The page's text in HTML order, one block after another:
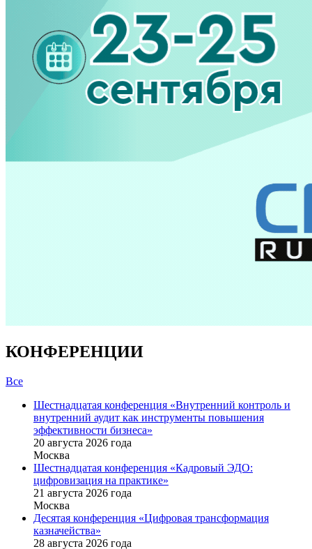
КОНФЕРЕНЦИИ
Все
Шестнадцатая конференция «Внутренний контроль и
внутренний аудит как инструменты повышения
эффективности бизнеса»
20 августа 2026 года
Москва
Шестнадцатая конференция «Кадровый ЭДО:
цифровизация на практике»
21 августа 2026 года
Москва
Десятая конференция «Цифровая трансформация
казначейства»
28 августа 2026 года